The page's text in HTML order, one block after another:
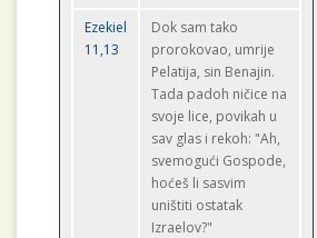
Ezekiel
11,13
Dok sam tako
prorokovao, umrije
Pelatija, sin Benajin.
Tada padoh ničice na
svoje lice, povikah u
sav glas i rekoh: "Ah,
svemogući Gospode,
hoćeš li sasvim
uništiti ostatak
Izraelov?"